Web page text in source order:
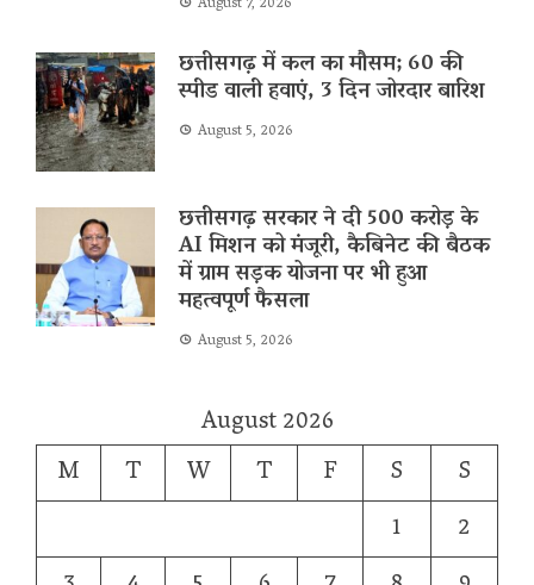
छत्तीसगढ़ में कल का मौसम; 60 की
स्पीड वाली हवाएं, 3 दिन जोरदार बारिश
August 5, 2026
छत्तीसगढ़ सरकार ने दी 500 करोड़ के
AI मिशन को मंजूरी, कैबिनेट की बैठक
में ग्राम सड़क योजना पर भी हुआ
महत्वपूर्ण फैसला
August 5, 2026
August 2026
M
T W T F S
S
1
2